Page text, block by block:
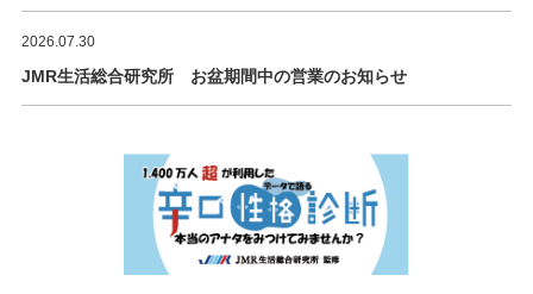
2026.07.30
JMR生活総合研究所 お盆期間中の営業のお知らせ